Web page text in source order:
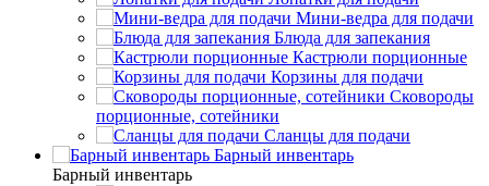
Мини-ведра для подачи
Блюда для запекания
Кастрюли порционные
Корзины для подачи
Сковороды
порционные, сотейники
Сланцы для подачи
Барный инвентарь
Барный инвентарь